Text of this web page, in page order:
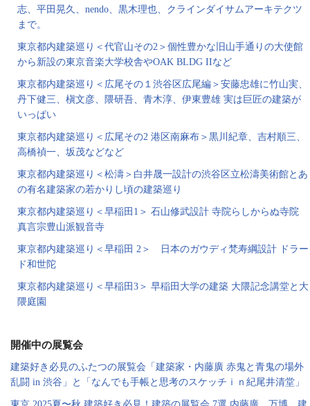
志、平田晃久、nendo、黒木理也、クラインダイサムアーキテクツ
まで。
東京都内建築巡り＜代官山その2＞個性豊かな旧山手通りの大使館
から新設の東京音楽大学校舎やOAK BLDG IIなど
東京都内建築巡り＜広尾その１渋谷区広尾編＞安藤忠雄に竹山実、
丹下健三、槇文彦、隈研吾、青木淳、伊東豊雄 実は巨匠の建築が
いっぱい
東京都内建築巡り＜広尾その2 港区南麻布＞黒川紀章、吉村順三、
高橋禎一、坂茂などなど
東京都内建築巡り＜松濤＞白井晟一設計の渋谷区立松濤美術館とあ
の有名建築家の若かりし頃の建築巡り
東京都内建築巡り＜早稲田1＞ 石山修武設計 寺院らしからぬ寺院
真言宗豊山派観音寺
東京都内建築巡り＜早稲田 2＞ 日本のガウディ梵寿綱設計 ドラー
ド和世陀
東京都内建築巡り＜早稲田3＞ 早稲田大学の建築 大隈記念講堂と大
隈庭園
開催中の展覧会
建築好き必見のふたつの展覧会「建築家・内藤廣 赤鬼と青鬼の場外
乱闘 in 渋谷」と「なんでも手帳と思考のスケッチｉｎ紀尾井清堂」